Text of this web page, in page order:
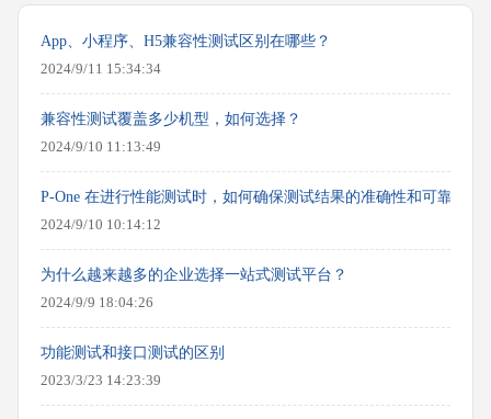
App、小程序、H5兼容性测试区别在哪些？
2024/9/11 15:34:34
兼容性测试覆盖多少机型，如何选择？
2024/9/10 11:13:49
P-One 在进行性能测试时，如何确保测试结果的准确性和可靠性？
2024/9/10 10:14:12
为什么越来越多的企业选择一站式测试平台？
2024/9/9 18:04:26
功能测试和接口测试的区别
2023/3/23 14:23:39